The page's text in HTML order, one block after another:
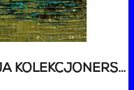
59 AUKCJA SZTUKI - AUKCJA KOLEKCJONERSKA